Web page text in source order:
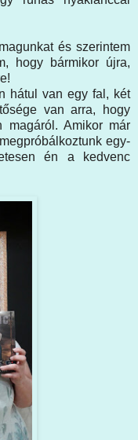
és szerintem
hogy bármikor újra,
hátul van egy fal, két
van arra, hogy
magáról. Amikor már
egy-
én a kedvenc